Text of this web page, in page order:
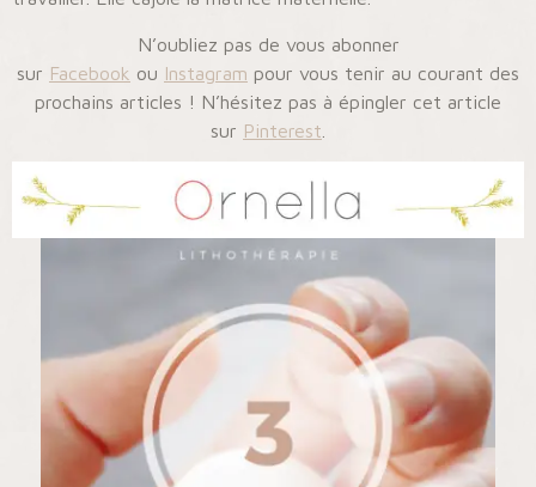
N’oubliez pas de vous abonner
sur Facebook ou Instagram pour vous tenir au courant des
prochains articles ! N’hésitez pas à épingler cet article
sur Pinterest